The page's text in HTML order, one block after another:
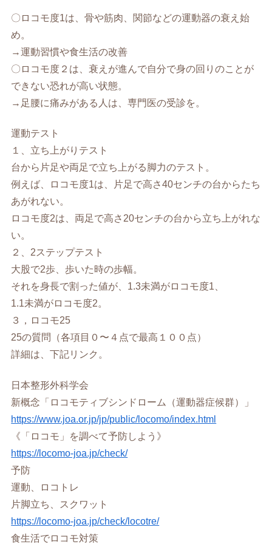
〇ロコモ度1は、骨や筋肉、関節などの運動器の衰え始
め。
→運動習慣や食生活の改善
〇ロコモ度２は、衰えが進んで自分で身の回りのことが
できない恐れが高い状態。
→足腰に痛みがある人は、専門医の受診を。
運動テスト
１、立ち上がりテスト
台から片足や両足で立ち上がる脚力のテスト。
例えば、ロコモ度1は、片足で高さ40センチの台からたち
あがれない。
ロコモ度2は、両足で高さ20センチの台から立ち上がれな
い。
２、2ステップテスト
大股で2歩、歩いた時の歩幅。
それを身長で割った値が、1.3未満がロコモ度1、
1.1未満がロコモ度2。
３，ロコモ25
25の質問（各項目０〜４点で最高１００点）
詳細は、下記リンク。
日本整形外科学会
新概念「ロコモティブシンドローム（運動器症候群）」
https://www.joa.or.jp/jp/public/locomo/index.html
《「ロコモ」を調べて予防しよう》
https://locomo-joa.jp/check/
予防
運動、ロコトレ
片脚立ち、スクワット
https://locomo-joa.jp/check/locotre/
食生活でロコモ対策